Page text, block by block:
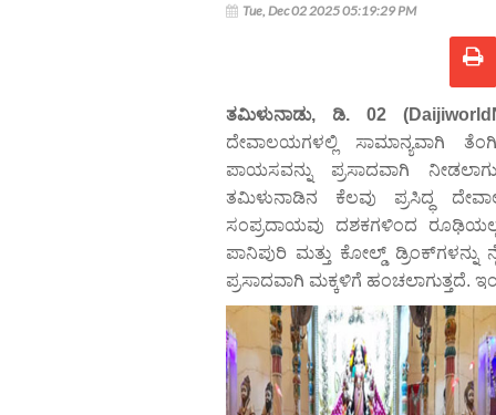
Tue, Dec 02 2025 05:19:29 PM
ತಮಿಳುನಾಡು, ಡಿ. 02
ದೇವಾಲಯಗಳಲ್ಲಿ ಸಾಮಾನ್ಯವಾಗಿ
ಪಾಯಸವನ್ನು ಪ್ರಸಾದವಾಗಿ
ತಮಿಳುನಾಡಿನ ಕೆಲವು ಪ್ರಸಿದ್ಧ
ಸಂಪ್ರದಾಯವು ದಶಕಗಳಿಂದ
ಪಾನಿಪುರಿ ಮತ್ತು ಕೋಲ್ಡ್ ಡ್ರಿಂಕ್‌ಗಳನ್ನು
ಪ್ರಸಾದವಾಗಿ ಮಕ್ಕಳಿಗೆ ಹಂಚಲಾಗುತ್ತದೆ.